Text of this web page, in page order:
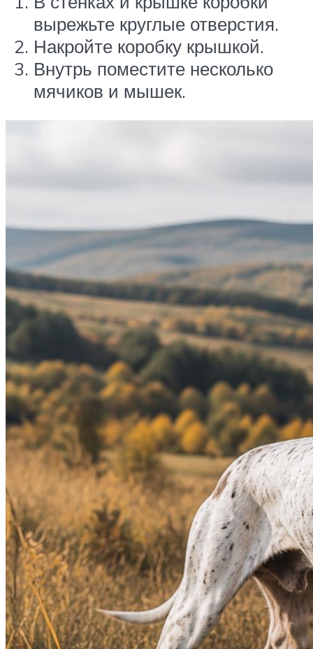
вырежьте круглые отверстия.
Накройте коробку крышкой.
Внутрь поместите несколько
мячиков и мышек.